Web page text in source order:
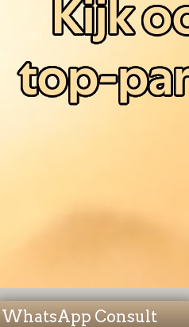
WhatsApp Consult